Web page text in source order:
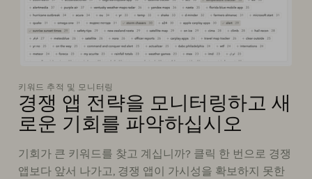
키워드 추적 및 모니터링
경쟁 앱 전략을 모니터링하고 새
로운 기회를 파악하십시오
기회가 큰 키워드를 찾고 계십니까? 클릭 한 번으로 경쟁
앱보다 앞서 나가고, 경쟁 앱이 가시성을 확보하지 못한